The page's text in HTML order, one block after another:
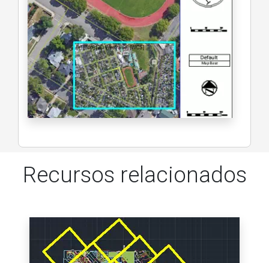
Recursos relacionados